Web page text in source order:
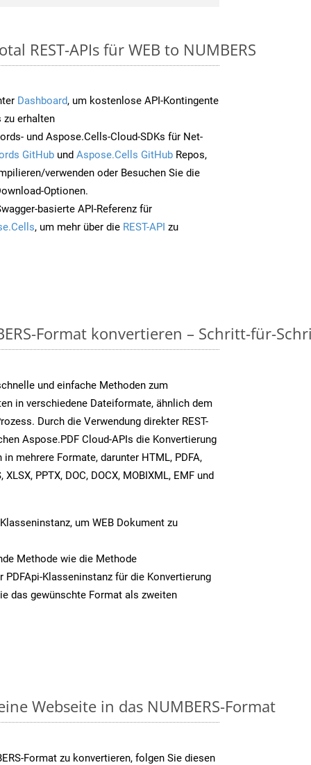
REST-APIs für WEB to NUMBERS
Dashboard, um kostenlose API-Kontingente
erhalten
und Aspose.Cells-Cloud-SDKs für Net-
GitHub und Aspose.Cells GitHub Repos,
verwenden oder Besuchen Sie die
Optionen.
basierte API-Referenz für
, um mehr über die REST-API zu
Format konvertieren – Schritt-für-
und einfache Methoden zum
in verschiedene Dateiformate, ähnlich dem
Durch die Verwendung direkter REST-
Aspose.PDF Cloud-APIs die Konvertierung
mehrere Formate, darunter HTML, PDFA,
XLSX, PPTX, DOC, DOCX, MOBIXML, EMF und
um WEB Dokument zu
Methode wie die Methode
PDFApi-Klasseninstanz für die Konvertierung
das gewünschte Format als zweiten
Webseite in das NUMBERS-Format
Format zu konvertieren, folgen Sie diesen